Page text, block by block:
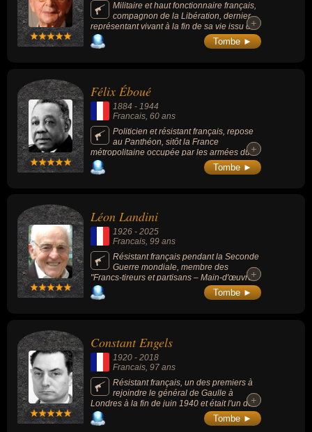
Militaire et haut fonctionnaire français,
compagnon de la Libération, dernier
représentant vivant à la fin de sa vie issu de
2e Division blindée du général Leclerc. A sa
mort, il ne reste que 5 compagnons de la
+
+
Tombe ►
Félix Éboué
1884 - 1944
Francais, 60 ans
Politicien et résistant français, repose
au Panthéon, sitôt la France
métropolitaine occupée par les armées du
IIIe Reich, étant le gouverneur du Tchad,
alors possession coloniale française, il range
+
+
Tombe ►
Léon Landini
1926 - 2025
Francais, 99 ans
Résistant français pendant la Seconde
Guerre mondiale, membre des
"Francs-tireurs et partisans – Main-d'œuvre
immigrée" (FTP-MOI), connu comme militant
communiste et témoin actif de la mémoire de
+
+
Tombe ►
Constant Engels
1920 - 2018
Francais, 97 ans
Résistant français, un des premiers à
rejoindre le général de Gaulle à
Londres à la fin de juin 1940 et était l'un des
derniers Compagnons de la Libération
encore vivants.
+
+
Tombe ►